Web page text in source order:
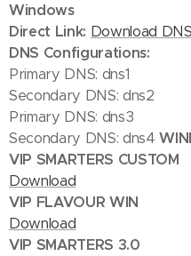
Windows
Direct Link: Download
DNS Configurations:
Primary DNS: dns1
Secondary DNS: dns2
Primary DNS: dns3
Secondary DNS: dns4
VIP SMARTERS CUSTOM
Download
VIP FLAVOUR WIN
Download
VIP SMARTERS 3.0